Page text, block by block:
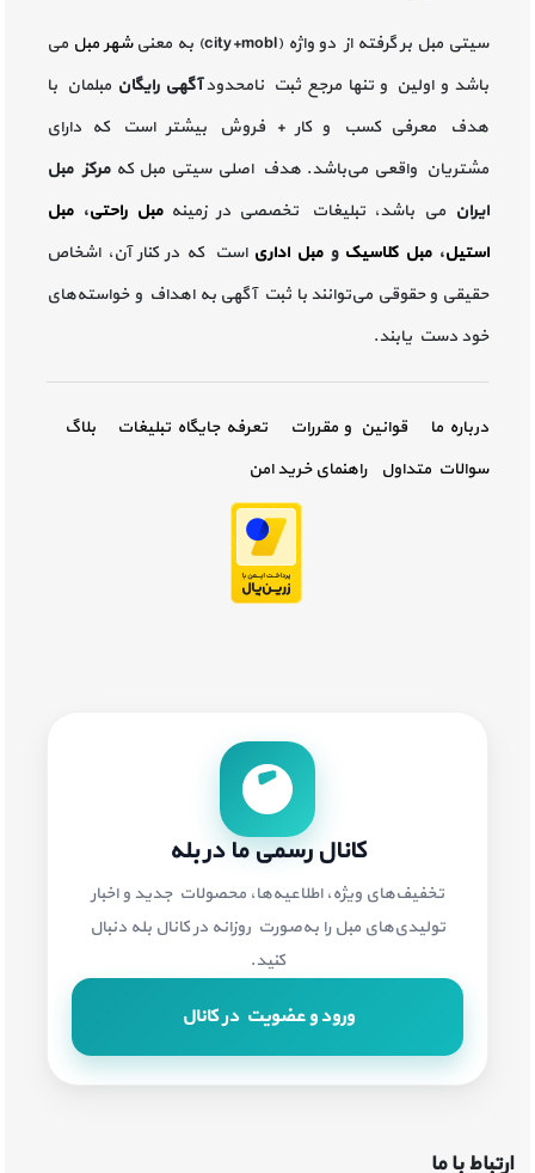
سیتی مبل بر گرفته از دو واژه (city+mobl) به معنی شهر مبل می
باشد و اولین و تنها مرجع ثبت نامحدودآگهی رایگان مبلمان با
هدف معرفی کسب و کار + فروش بیشتر است که دارای
مشتریان واقعی می‌باشد. هدف اصلی سیتی مبل کهمرکز مبل
ایران می باشد، تبلیغات تخصصی در زمینه مبل راحتی،مبل
استیل،مبل کلاسیک ومبل اداری است که در کنار آن، اشخاص
حقیقی و حقوقی می‌توانند با ثبت آگهی به اهداف و خواسته‌های
خود دست یابند.
درباره ما قوانین و مقررات تعرفه جایگاه تبلیغات
بلاگ
سوالات متداول
راهنمای خرید امن
کانال رسمی ما در بله
تخفیف‌های ویژه، اطلاعیه‌ها، محصولات جدید و اخبار
تولیدی‌های مبل را به‌صورت روزانه در کانال بله دنبال
کنید.
ورود و عضویت در کانال
ارتباط با ما